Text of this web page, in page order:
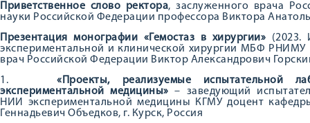
Приветственное слово ректора, заслуженного врача
науки Российской Федерации профессора Виктора
Презентация монографии «Гемостаз в хирургии» (2023.
экспериментальной и клинической хирургии МБФ
врач Российской Федерации Виктор Александрович
1.«Проекты, реализуемые испытательной
экспериментальной медицины» – заведующий
НИИ экспериментальной медицины КГМУ доцент
Геннадьевич Объедков, г. Курск, Россия